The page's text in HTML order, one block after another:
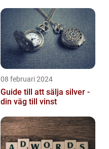
08 februari 2024
Guide till att sälja silver -
din väg till vinst